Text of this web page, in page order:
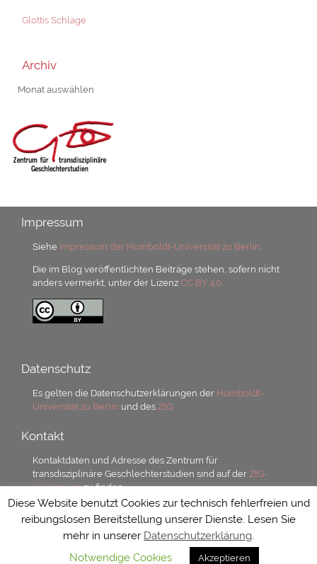
Glottis Schläge
Archiv
Archiv
Impressum
Siehe Impressum der Humboldt-Universität zu Berlin.
Die im Blog veröffentlichten Beiträge stehen, sofern nicht
anders vermerkt, unter der LizenzCC BY 4.0.
Datenschutz
Es gelten die Datenschutzerklärungen der Humboldt-
Universität zu Berlin und desZtG.
Kontakt
Kontaktdaten und Adresse des Zentrum für
transdisziplinäre Geschlechterstudien sind auf derZtG-
Homepagezu finden.
Diese Website benutzt Cookies zur technisch fehlerfreien und
reibungslosen Bereitstellung unserer Dienste. Lesen Sie
mehr in unserer Datenschutzerklärung.
Notwendige Cookies
Akzeptieren